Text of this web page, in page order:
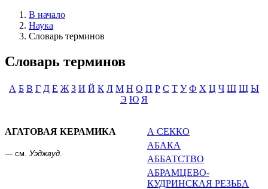
В начало
Наука
Словарь терминов
Словарь терминов
А Б В Г Д Е Ж З И Й К Л М Н О П Р С Т У Ф Х Ц Ч Ш Щ Ы
Э Ю Я
АГАТОВАЯ КЕРАМИКА
— см. Уэджвуд
А СЕККО
АБАКА
АББАТСТВО
АБРАМЦЕВО-
КУДРИНСКАЯ РЕЗЬБА